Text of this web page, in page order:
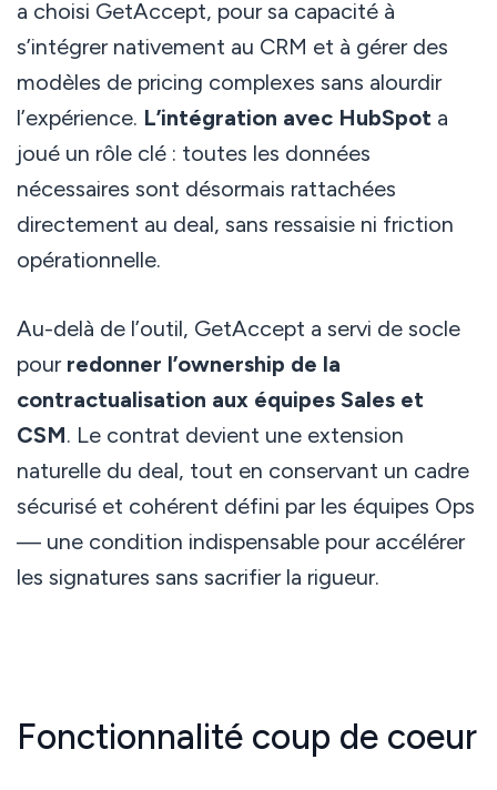
a choisi GetAccept, pour sa capacité à
s’intégrer nativement au CRM et à gérer des
modèles de pricing complexes sans alourdir
l’expérience. L’intégration avec HubSpota
joué un rôle clé : toutes les données
nécessaires sont désormais rattachées
directement au deal, sans ressaisie ni friction
opérationnelle.
Au-delà de l’outil, GetAccept a servi de socle
pour redonner l’ownership de la
contractualisation aux équipes Sales et
CSM. Le contrat devient une extension
naturelle du deal, tout en conservant un cadre
sécurisé et cohérent défini par les équipes Ops
— une condition indispensable pour accélérer
les signatures sans sacrifier la rigueur.
Fonctionnalité coup de coeur